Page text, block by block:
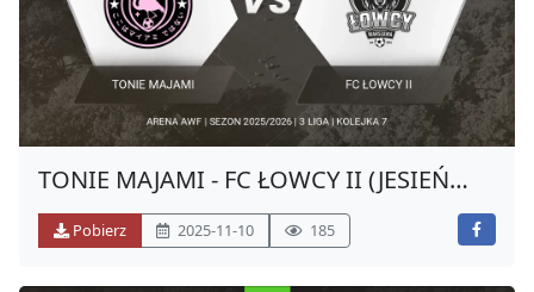
TONIE MAJAMI - FC ŁOWCY II (JESIEŃ
2025)
Pobierz 2025-11-10 185